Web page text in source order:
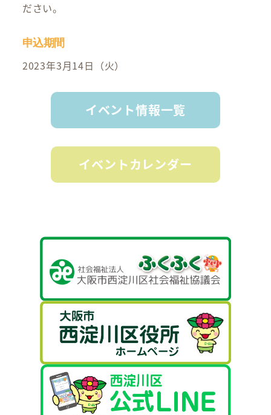
ださい。
申込期間
2023年3月14日（火）
イベント情報一覧
イベントカレンダー